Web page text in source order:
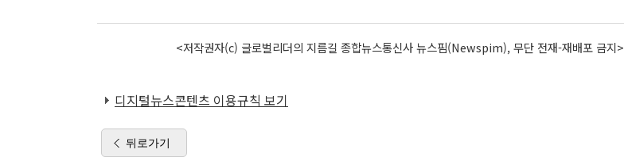
<저작권자(c) 글로벌리더의 지름길 종합뉴스통신사 뉴스핌(Newspim), 무단 전재-재배포 금지>
디지털뉴스콘텐츠 이용규칙 보기
뒤로가기